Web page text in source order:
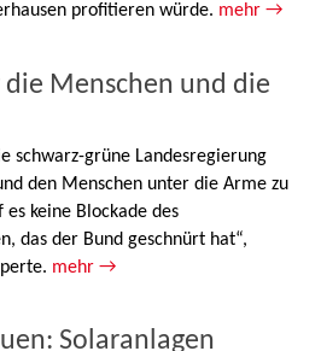
profitieren würde. mehr →
Menschen und die
schwarz-grüne Landesregierung
den Menschen unter die Arme zu
keine Blockade des
das der Bund geschnürt hat“,
mehr →
Solaranlagen